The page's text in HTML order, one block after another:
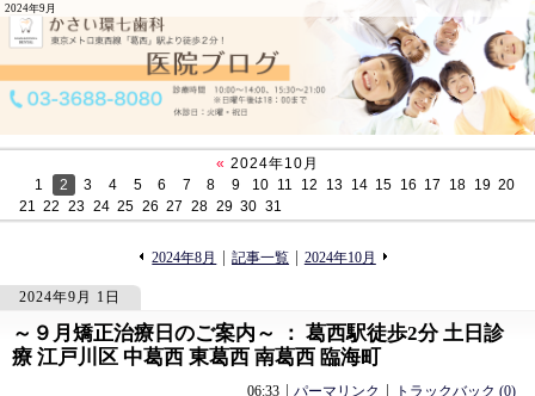
2024年9月
« 2024年10月
1
2 3 4 5 6 7 8 9 10 11 12 13 14 15 16 17 18 19 20
21 22 23 24 25 26 27 28 29 30 31
«
2024年8月 記事一覧 2024年10月
2024年9月 1日
～９月矯正治療日のご案内～ ： 葛西駅徒歩2分 土日診
療 江戸川区 中葛西 東葛西 南葛西 臨海町
06:33 パーマリンク トラックバック (0)